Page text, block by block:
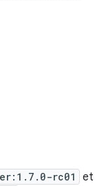
rc01
et